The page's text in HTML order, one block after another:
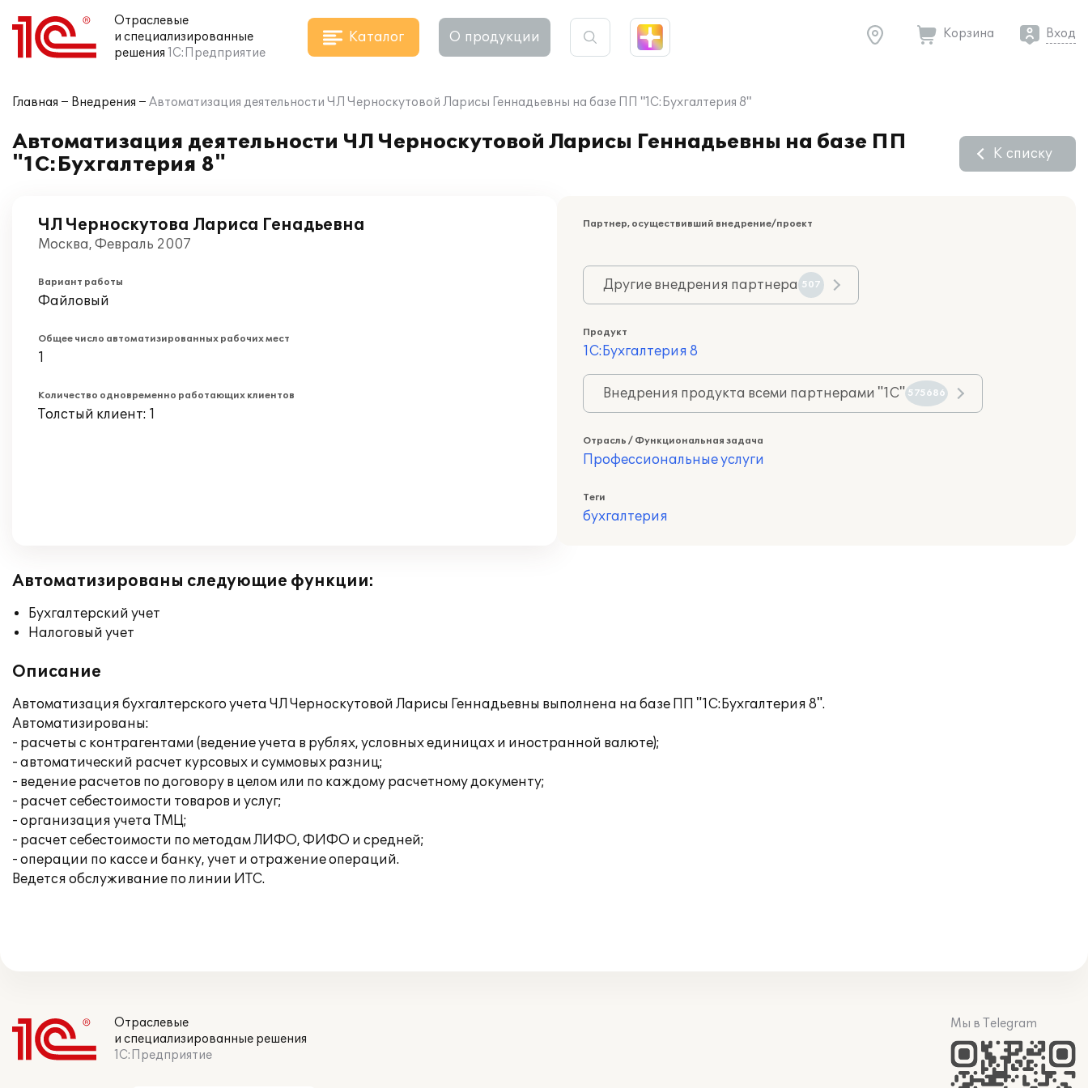
Отраслевые
и специализированные
решения 1С:Предприятие
Каталог О продукции Корзина Вход
Главная Внедрения Автоматизация деятельности ЧЛ Черноскутовой Ларисы Геннадьевны на базе ПП "1С:Бухгалтерия 8"
Автоматизация деятельности ЧЛ Черноскутовой Ларисы Геннадьевны на базе ПП
"1С:Бухгалтерия 8"
К списку
ЧЛ Черноскутова Лариса Генадьевна
Москва, Февраль 2007
Вариант работы
Файловый
Общее число автоматизированных рабочих мест
1
Количество одновременно работающих клиентов
Толстый клиент: 1
Партнер, осуществивший внедрение/проект
Другие внедрения партнера 507
Продукт
1С:Бухгалтерия 8
Внедрения продукта всеми партнерами "1С" 575686
Отрасль / Функциональная задача
Профессиональные услуги
Теги
бухгалтерия
Автоматизированы следующие функции:
Бухгалтерский учет
Налоговый учет
Описание
Автоматизация бухгалтерского учета ЧЛ Черноскутовой Ларисы Геннадьевны выполнена на базе ПП "1С:Бухгалтерия 8".
Автоматизированы:
- расчеты с контрагентами (ведение учета в рублях, условных единицах и иностранной валюте);
- автоматический расчет курсовых и суммовых разниц;
- ведение расчетов по договору в целом или по каждому расчетному документу;
- расчет себестоимости товаров и услуг;
- организация учета ТМЦ;
- расчет себестоимости по методам ЛИФО, ФИФО и средней;
- операции по кассе и банку, учет и отражение операций.
Ведется обслуживание по линии ИТС.
Отраслевые
и специализированные решения
1С:Предприятие
Мы в Telegram